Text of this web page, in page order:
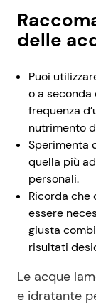
delle
Puoi
o a
frequenza
nutrimento
Sperimenta
quella più
personali.
Ricorda che
essere
giusta
risultati
Le acque
e idratante